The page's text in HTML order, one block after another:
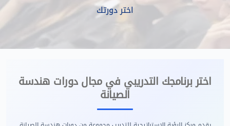
اختر دورتك
اختر برنامجك التدريبي في مجال دورات هندسة
الصيانة